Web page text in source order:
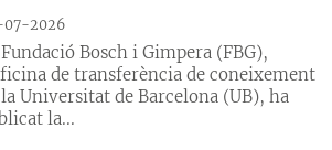
07-2026
Bosch i Gimpera (FBG),
de transferència de coneixement
Universitat de Barcelona (UB), ha
la...